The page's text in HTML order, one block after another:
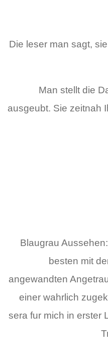
Die leser man sagt,
Man stellt die
ausgeubt. Sie zeitnah
Blaugrau
besten mit
angewandten
einer wahrlich
sera fur mich in erster